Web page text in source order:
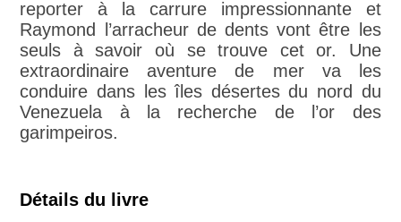
reporter à la carrure impressionnante et
Raymond l’arracheur de dents vont être les
seuls à savoir où se trouve cet or. Une
extraordinaire aventure de mer va les
conduire dans les îles désertes du nord du
Venezuela à la recherche de l’or des
garimpeiros.
Détails du livre